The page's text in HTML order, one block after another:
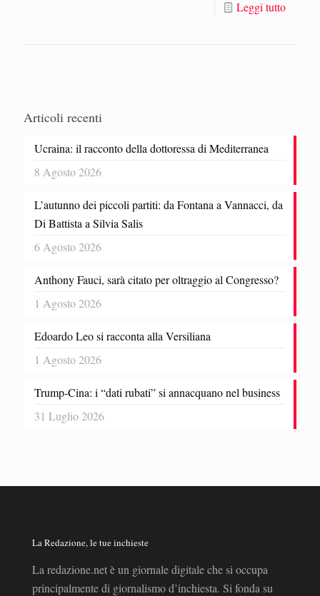
Leggi tutto
Articoli recenti
Ucraina: il racconto della dottoressa di Mediterranea
8 Agosto 2026
L’autunno dei piccoli partiti: da Fontana a Vannacci, da
Di Battista a Silvia Salis
6 Agosto 2026
Anthony Fauci, sarà citato per oltraggio al Congresso?
1 Agosto 2026
Edoardo Leo si racconta alla Versiliana
1 Agosto 2026
Trump-Cina: i “dati rubati” si annacquano nel business
31 Luglio 2026
La Redazione, le tue inchieste
La redazione.net è un giornale digitale che si occupa
principalmente di giornalismo d’inchiesta. Si fonda su